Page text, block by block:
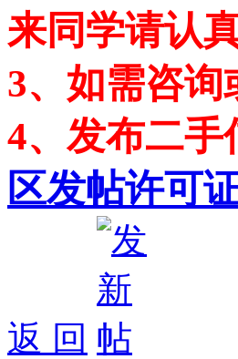
来同学请认
3、如需咨询
4、发布二手
区发帖许可
返 回